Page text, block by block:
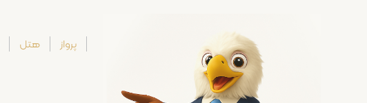
پرواز هتل